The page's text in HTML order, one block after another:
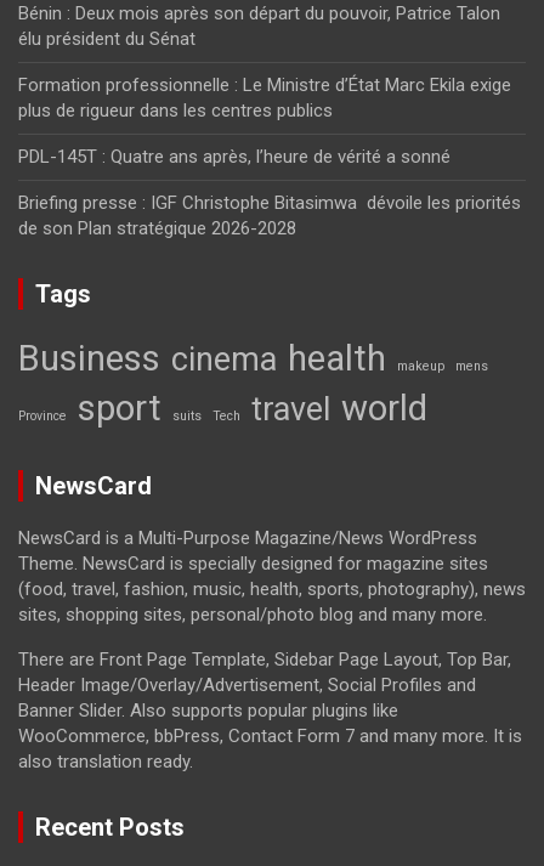
Bénin : Deux mois après son départ du pouvoir, Patrice Talon
élu président du Sénat
Formation professionnelle : Le Ministre d’État Marc Ekila exige
plus de rigueur dans les centres publics
PDL-145T : Quatre ans après, l’heure de vérité a sonné
Briefing presse : IGF Christophe Bitasimwa dévoile les priorités
de son Plan stratégique 2026-2028
Tags
Business cinema health makeup mens
Province sport suits Tech travel world
NewsCard
NewsCard is a Multi-Purpose Magazine/News WordPress
Theme. NewsCard is specially designed for magazine sites
(food, travel, fashion, music, health, sports, photography), news
sites, shopping sites, personal/photo blog and many more.
There are Front Page Template, Sidebar Page Layout, Top Bar,
Header Image/Overlay/Advertisement, Social Profiles and
Banner Slider. Also supports popular plugins like
WooCommerce, bbPress, Contact Form 7 and many more. It is
also translation ready.
Recent Posts